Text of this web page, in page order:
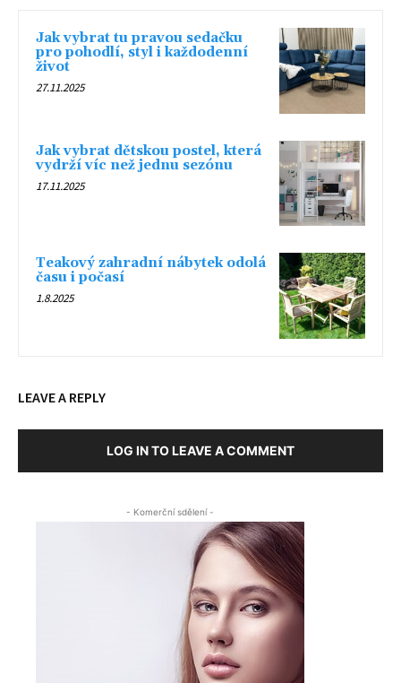
Jak vybrat tu pravou sedačku
pro pohodlí, styl i každodenní
život
27.11.2025
Jak vybrat dětskou postel, která
vydrží víc než jednu sezónu
17.11.2025
Teakový zahradní nábytek odolá
času i počasí
1.8.2025
LEAVE A REPLY
LOG IN TO LEAVE A COMMENT
- Komerční sdělení -